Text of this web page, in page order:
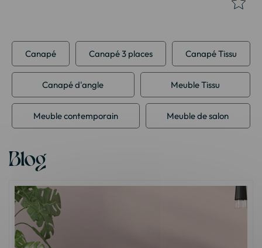
Canapé Canapé 3 places Canapé Tissu
Canapé d'angle Meuble Tissu
Meuble contemporain Meuble de salon
Blog